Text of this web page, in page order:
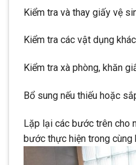
Kiểm tra và thay giấy vệ
Kiểm tra các vật dụng
Kiểm tra xà phòng, khăn
Bổ sung nếu thiếu hoặc
Lặp lại các bước trên cho
bước thực hiện trong cùng